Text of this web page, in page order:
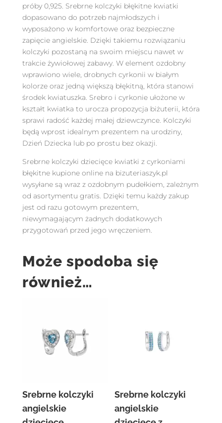
próby 0,925. Srebrne kolczyki błękitne kwiatki
dopasowano do potrzeb najmłodszych i
wyposażono w komfortowe oraz bezpieczne
zapięcie angielskie. Dzięki takiemu rozwiązaniu
kolczyki pozostaną na swoim miejscu nawet w
trakcie żywiołowej zabawy. W element ozdobny
wprawiono wiele, drobnych cyrkonii w białym
kolorze oraz jedną większą błękitną, która stanowi
środek kwiatuszka. Srebro i cyrkonie ułożone w
kształt kwiatka to urocza propozycja biżuterii, która
sprawi radość każdej małej dziewczynce. Kolczyki
będą wprost idealnym prezentem na urodziny,
Dzień Dziecka lub po prostu bez okazji.
Srebrne kolczyki dziecięce kwiatki z cyrkoniami
błękitne kupione online na bizuteriaszyk.pl
wysyłane są wraz z ozdobnym pudełkiem, zależnym
od asortymentu gratis. Dzięki temu każdy zakup
jest od razu gotowym prezentem,
niewymagającym żadnych dodatkowych
przygotowań przed jego wręczeniem.
Może spodoba się
również…
Srebrne kolczyki
angielskie
Srebrne kolczyki
angielskie